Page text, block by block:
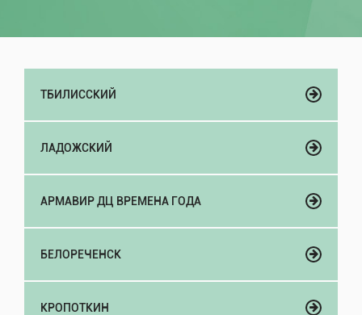
ТБИЛИССКИЙ
ЛАДОЖСКИЙ
АРМАВИР ДЦ ВРЕМЕНА ГОДА
БЕЛОРЕЧЕНСК
КРОПОТКИН